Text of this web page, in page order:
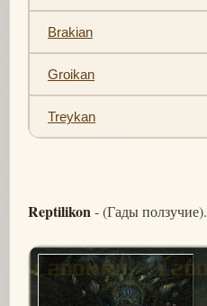
Brakian
Groikan
Treykan
Reptilikon- (Гады ползучие).